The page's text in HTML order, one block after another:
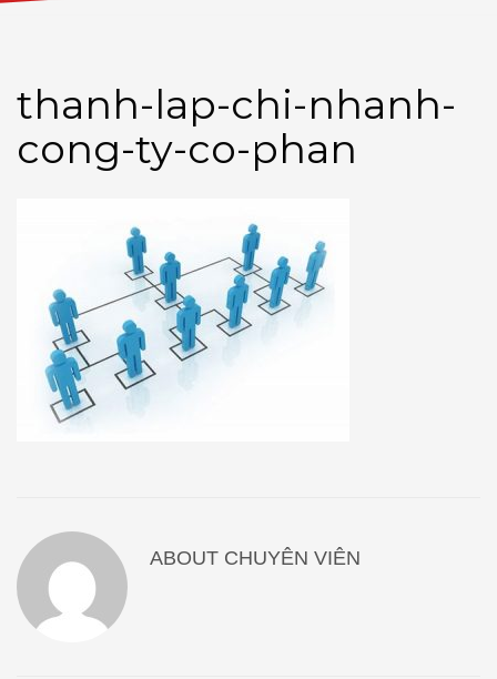
thanh-lap-chi-nhanh-
cong-ty-co-phan
ABOUT CHUYÊN VIÊN